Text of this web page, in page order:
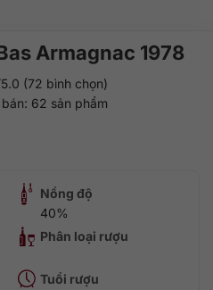
Armagnac 1978
(72 bình chọn)
62 sản phẩm
Nồng độ
40%
Phân loại rượu
Tuổi rượu